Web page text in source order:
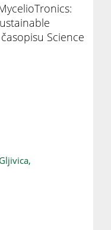
Science
Gljivica,